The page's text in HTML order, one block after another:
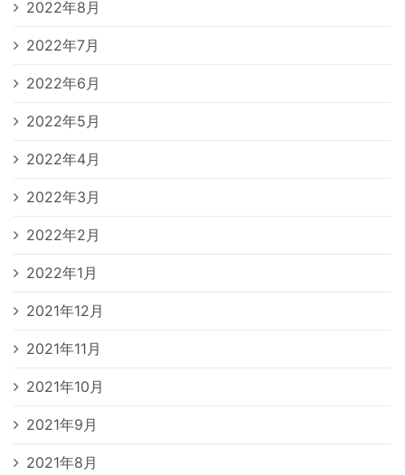
2022年8月
2022年7月
2022年6月
2022年5月
2022年4月
2022年3月
2022年2月
2022年1月
2021年12月
2021年11月
2021年10月
2021年9月
2021年8月